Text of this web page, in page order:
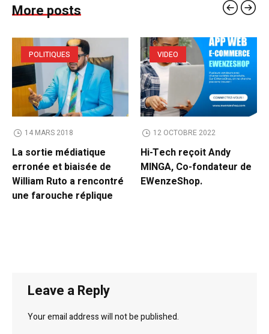
More posts
POLITIQUES
14 MARS 2018
La sortie médiatique
erronée et biaisée de
William Ruto a rencontré
une farouche réplique
VIDEO
12 OCTOBRE 2022
Hi-Tech reçoit Andy
MINGA, Co-fondateur de
EWenzeShop.
Leave a Reply
Your email address will not be published.